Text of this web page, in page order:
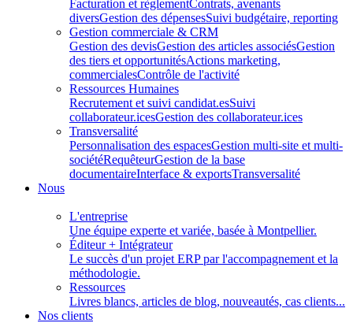
Facturation et règlementContrats, avenants
diversGestion des dépensesSuivi budgétaire, reporting
Gestion commerciale & CRM
Gestion des devisGestion des articles associésGestion
des tiers et opportunitésActions marketing,
commercialesContrôle de l'activité
Ressources Humaines
Recrutement et suivi candidat.esSuivi
collaborateur.icesGestion des collaborateur.ices
Transversalité
Personnalisation des espacesGestion multi-site et multi-
sociétéRequêteurGestion de la base
documentaireInterface & exportsTransversalité
Nous
L'entreprise
Une équipe experte et variée, basée à Montpellier.
Éditeur + Intégrateur
Le succès d'un projet ERP par l'accompagnement et la
méthodologie.
Ressources
Livres blancs, articles de blog, nouveautés, cas clients...
Nos clients